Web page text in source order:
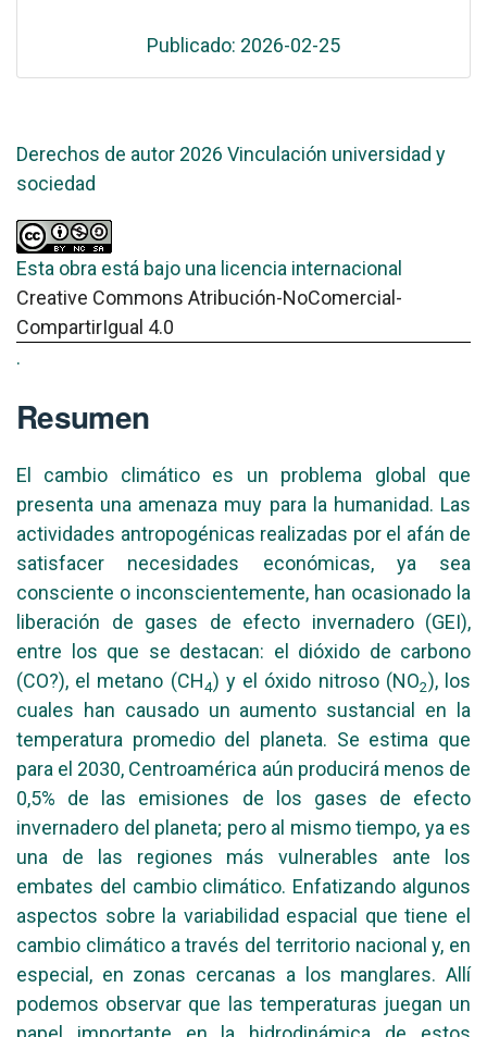
Publicado: 2026-02-25
Derechos de autor 2026 Vinculación universidad y
sociedad
Esta obra está bajo una licencia internacional
Creative Commons Atribución-NoComercial-
CompartirIgual 4.0
.
Resumen
El cambio climático es un problema global que
presenta una amenaza muy para la humanidad. Las
actividades antropogénicas realizadas por el afán de
satisfacer necesidades económicas, ya sea
consciente o inconscientemente, han ocasionado la
liberación de gases de efecto invernadero (GEI),
entre los que se destacan: el dióxido de carbono
(CO?), el metano (CH4) y el óxido nitroso (NO2), los
cuales han causado un aumento sustancial en la
temperatura promedio del planeta. Se estima que
para el 2030, Centroamérica aún producirá menos de
0,5% de las emisiones de los gases de efecto
invernadero del planeta; pero al mismo tiempo, ya es
una de las regiones más vulnerables ante los
embates del cambio climático. Enfatizando algunos
aspectos sobre la variabilidad espacial que tiene el
cambio climático a través del territorio nacional y, en
especial, en zonas cercanas a los manglares. Allí
podemos observar que las temperaturas juegan un